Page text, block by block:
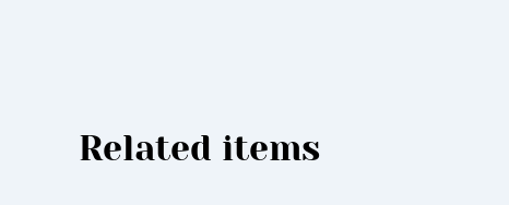
Related items